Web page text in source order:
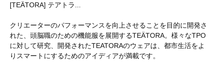
[TEÄTORA] テアトラ...
クリエーターのパフォーマンスを向上させることを目的に開発さ
れた、頭脳職のための機能服を展開するTEÄTORA。様々なTPO
に対して研究、開発されたTEATORAのウェアは、都市生活をよ
りスマートにするためのアイディアが満載です。